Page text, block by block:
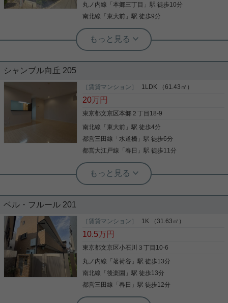
機する必要がなくなります。セキュリティ面は、オ
ートロック・TVインターホンなど充実しているので
安心して生活できます。駅まで徒歩7分なので、ア
クセスの良い物件です。文京区エリアと都営大江戸
線春日付近での賃貸マンション、賃貸アパートをお
探しの方はぜひコチラからお問い合わせやご連絡を
実用春日ホーム 本店 砂子-
★☆分譲タイプ☆オートロック・防犯
す！ 広々11.2帖のワンルーム！ 水回り独立しており
ますので、清潔で使い勝手も良し○ 是非お問い合わ
写真(9)
詳細を見る
丸ノ内線 「本郷三丁目 」駅 徒歩10分
南北線 「 東大前 」駅 徒歩9分
根津駅前センター（実用根津ホーム株式会社 根津駅前センター） スタ
ッフ佐藤
わんにゃん2匹まで相談☆メゾネットの
2LDK☆
春日駅徒歩6分の好立地 全室に収納があり、荷物が
すっきり片付きます オートロック･防犯カメラ・TV
モニターインターホンで防犯面安心 追い焚き機能、
浴室乾燥、浄水器、3口コンロのシステムキッチ
トでわんちゃん、猫ちゃんと一緒の生活を始めてみ
ませんか お部屋の使い方はあなた次第です この部屋
に住んだらどんな暮らしになるのか、想像してみて
ください 是非一度、ご覧になってください ご興味の
ある方はお気軽にお問い合わせください ご連絡お待
ちしております
詳細を見る
シャンブル向丘 205
［賃貸マンション］ 1LDK （61.43㎡）
20万円
東京都文京区本郷２丁目18-9
南北線 「 東大前 」駅 徒歩4分
都営三田線 「水道橋 」駅 徒歩6分
都営大江戸線 「春日 」駅 徒歩11分
実用春日ホーム 小石川店 谷口淳
3沿線以上利用可 シューズボックス ウ
2台などが揃っているので、快適に過ごしやすいお
部屋になります。現在空家となっておりますので、
お早めのご入居が可能となっております。フローリ
ング張りのマンションなので床掃除が簡単です。よ
ンションです。マンションに光回線を繋いでパソコ
ンを使いやすくしました。新生活を始めるためのお
住まいを探すなら、当社にお任せ下さい。初めての
方でも安心していただけるよう、全力でサポートい
たします。お気軽に当社へご連絡下さい。
写真(9)
ベル・フルール 201
［賃貸マンション］ 1K （31.63㎡）
10.5万円
東京都文京区小石川３丁目10-6
丸ノ内線 「茗荷谷 」駅 徒歩13分
南北線 「後楽園 」駅 徒歩13分
都営三田線 「春日 」駅 徒歩12分